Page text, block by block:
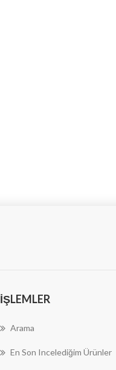
İŞLEMLER
Arama
En Son Incelediğim Ürünler